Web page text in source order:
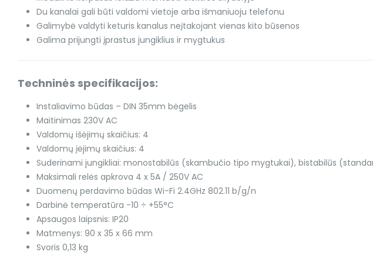
Du kanalai gali būti valdomi vietoje arba išmaniuoju telefonu
Galimybė valdyti keturis kanalus neįtakojant vienas kito būsenos
Galima prijungti įprastus jungiklius ir mygtukus
Techninės specifikacijos:
Instaliavimo būdas – DIN 35mm bėgelis
Maitinimas 230V AC
Valdomų išėjimų skaičius: 4
Valdomų įėjimų skaičius: 4
Suderinami jungikliai: monostabilūs (skambučio tipo mygtukai), bistabilūs
Maksimali relės apkrova 4 x 5A / 250V AC
Duomenų perdavimo būdas Wi-Fi 2.4GHz 802.11 b/g/n
Darbinė temperatūra -10 ÷ +55°C
Apsaugos laipsnis: IP20
Matmenys: 90 x 35 x 66 mm
Svoris 0,13 kg